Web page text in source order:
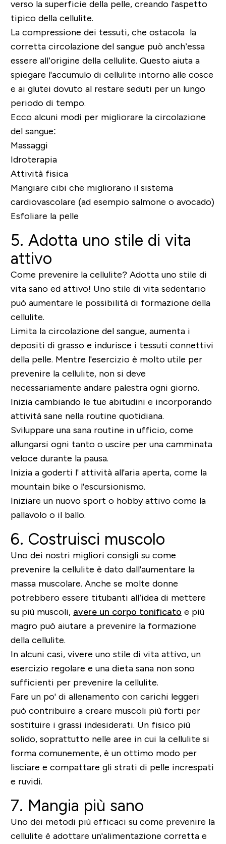
verso la superficie della pelle, creando l'aspetto
tipico della cellulite.
La compressione dei tessuti, che ostacola la
corretta circolazione del sangue può anch’essa
essere all’origine della cellulite. Questo aiuta a
spiegare l'accumulo di cellulite intorno alle cosce
e ai glutei dovuto al restare seduti per un lungo
periodo di tempo.
Ecco alcuni modi per migliorare la circolazione
del sangue:
Massaggi
Idroterapia
Attività fisica
Mangiare cibi che migliorano il sistema
cardiovascolare (ad esempio salmone o avocado)
Esfoliare la pelle
5. Adotta uno stile di vita
attivo
Come prevenire la cellulite? Adotta uno stile di
vita sano ed attivo! Uno stile di vita sedentario
può aumentare le possibilità di formazione della
cellulite.
Limita la circolazione del sangue, aumenta i
depositi di grasso e indurisce i tessuti connettivi
della pelle. Mentre l'esercizio è molto utile per
prevenire la cellulite, non si deve
necessariamente andare palestra ogni giorno.
Inizia cambiando le tue abitudini e incorporando
attività sane nella routine quotidiana.
Sviluppare una sana routine in ufficio, come
allungarsi ogni tanto o uscire per una camminata
veloce durante la pausa.
Inizia a goderti l' attività all'aria aperta, come la
mountain bike o l'escursionismo.
Iniziare un nuovo sport o hobby attivo come la
pallavolo o il ballo.
6. Costruisci muscolo
Uno dei nostri migliori consigli su come
prevenire la cellulite è dato dall'aumentare la
massa muscolare. Anche se molte donne
potrebbero essere titubanti all’idea di mettere
su più muscoli, avere un corpo tonificato e più
magro può aiutare a prevenire la formazione
della cellulite.
In alcuni casi, vivere uno stile di vita attivo, un
esercizio regolare e una dieta sana non sono
sufficienti per prevenire la cellulite.
Fare un po' di allenamento con carichi leggeri
può contribuire a creare muscoli più forti per
sostituire i grassi indesiderati. Un fisico più
solido, soprattutto nelle aree in cui la cellulite si
forma comunemente, è un ottimo modo per
lisciare e compattare gli strati di pelle increspati
e ruvidi.
7. Mangia più sano
Uno dei metodi più efficaci su come prevenire la
cellulite è adottare un'alimentazione corretta e